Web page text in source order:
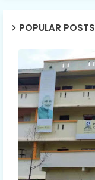
POPULAR POSTS